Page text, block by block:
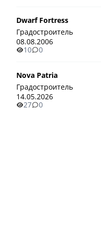
Dwarf Fortress
Градостроитель
08.08.2006
10
0
Nova Patria
Градостроитель
14.05.2026
27
0